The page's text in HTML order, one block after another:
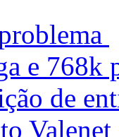
e 768k
de